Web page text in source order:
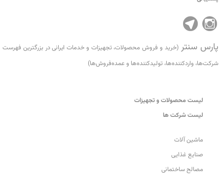
پارس سنتر(خرید و فروش محصولات، تجهیزات و خدمات ایرانی در بزرگترین فهرست
شرکت‌ها، واردکننده‌ها، تولید‌کننده‌ها و عمده‌فروش‌ها)
لیست محصولات و تجهیزات
لیست شرکت ها
ماشین آلات
صنایع غذایی
مصالح ساختمانی